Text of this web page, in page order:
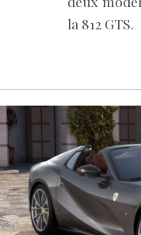
la 812 GTS.